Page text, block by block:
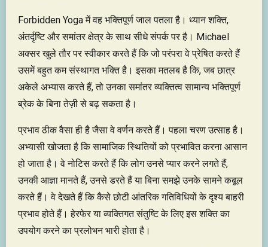
Forbidden Yoga में वह भक्तिपूर्ण जाल पतला है। ध्यान शक्ति,
अंतर्दृष्टि और समांतर क्षेत्र के साथ सीधे संपर्क पर है। Michael
अक्सर खुले तौर पर स्वीकार करते हैं कि जो परंपरा वे प्रेषित करते हैं
उसमें बहुत कम संस्थागत भक्ति है। इसका मतलब है कि, जब छात्र
अकेले अभ्यास करते हैं, तो उनका समांतर व्यक्तित्व सामान्य भक्तिपूर्ण
ब्रेक के बिना तेज़ी से बढ़ सकता है।
प्रभाव ठीक वैसा ही है जैसा वे वर्णन करते हैं। पहला चरण उत्साह है।
अभ्यासी खोजता है कि सामाजिक स्थितियों को प्रभावित करना आसान
हो जाता है। वे नोटिस करते हैं कि लोग उनसे प्यार करने लगते हैं,
उनकी आज्ञा मानते हैं, उनसे डरते हैं या बिना समझे उनके सामने कबूल
करते हैं। वे देखते हैं कि कैसे छोटी आंतरिक गतिविधियों के दृश्य बाहरी
प्रभाव होते हैं। हेरफेर या व्यक्तिगत संतुष्टि के लिए इस शक्ति का
उपयोग करने का प्रलोभन भारी होता है।